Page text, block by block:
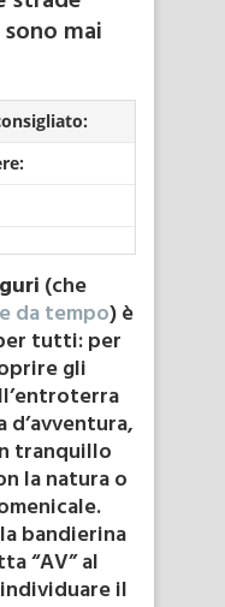
mai
(che
da tempo) è
tutti: per
gli
d’avventura,
tranquillo
la natura o
bandierina
“AV” al
il